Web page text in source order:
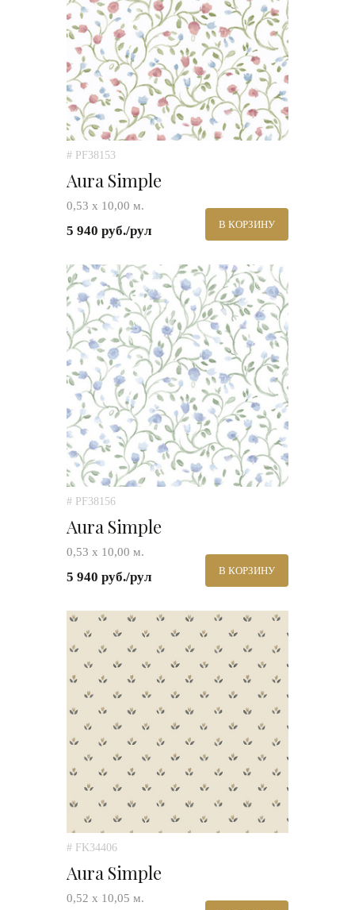
# PF38153
Aura Simple
0,53 х 10,00 м.
5 940 руб./рул В КОРЗИНУ
# PF38156
Aura Simple
0,53 х 10,00 м.
5 940 руб./рул В КОРЗИНУ
# FK34406
Aura Simple
0,52 х 10,05 м.